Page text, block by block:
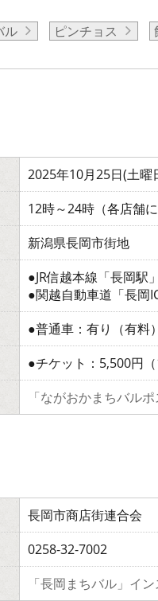
ル ピンチョス
2025年10月25日(土曜
12時～24時（各店舗
新潟県長岡市街地
●JR信越本線「長岡駅
●関越自動車道「長岡
●普通車：有り（有料）
●チケット：5,500円
「ながおかまちバル
長岡市商店街連合会
0258-32-7002
「長岡まちバル」イ